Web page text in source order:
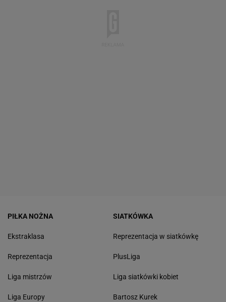
PIŁKA NOŻNA
Ekstraklasa
Reprezentacja
Liga mistrzów
Liga Europy
SIATKÓWKA
Reprezentacja w siatkówkę
PlusLiga
Liga siatkówki kobiet
Bartosz Kurek